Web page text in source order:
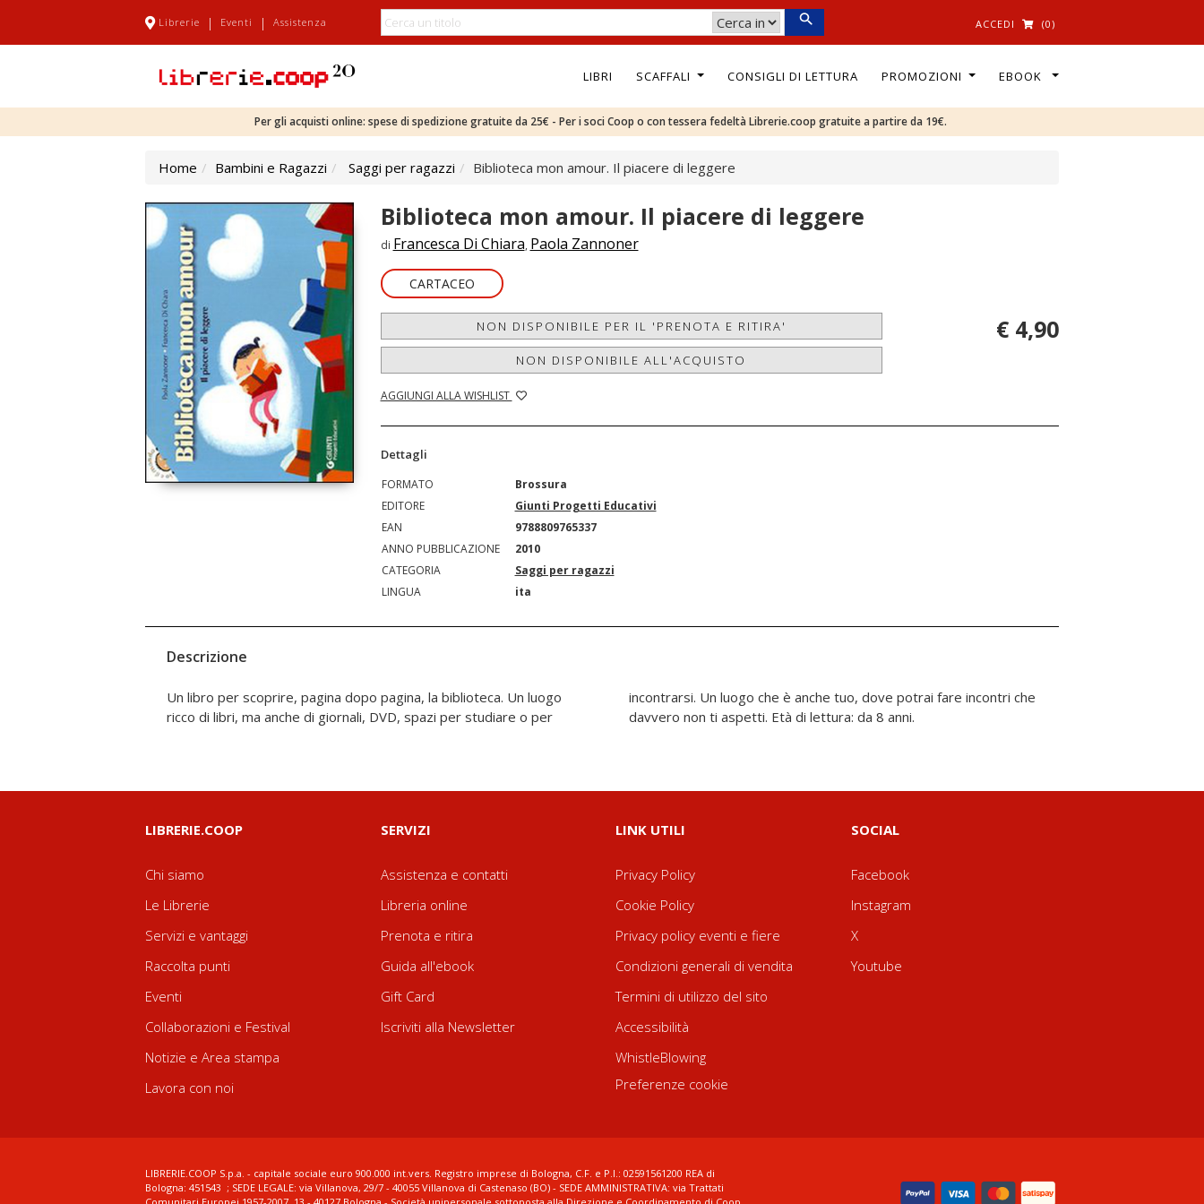
Librerie | Eventi | Assistenza ACCEDI (0)
LIBRI SCAFFALI CONSIGLI DI LETTURA PROMOZIONI EBOOK
Per gli acquisti online: spese di spedizione gratuite da 25€ - Per i soci Coop o con tessera fedeltà Librerie.coop gratuite a partire da 19€.
Home Bambini e Ragazzi Saggi per ragazzi Biblioteca mon amour. Il piacere di leggere
Biblioteca mon amour. Il piacere di leggere
di Francesca Di Chiara, Paola Zannoner
CARTACEO
NON DISPONIBILE PER IL 'PRENOTA E RITIRA'
NON DISPONIBILE ALL'ACQUISTO
AGGIUNGI ALLA WISHLIST
€ 4,90
Dettagli
FORMATO
Brossura
EDITORE
Giunti Progetti Educativi
EAN
9788809765337
ANNO PUBBLICAZIONE
2010
CATEGORIA
Saggi per ragazzi
LINGUA
ita
Descrizione
Un libro per scoprire, pagina dopo pagina, la biblioteca. Un luogo
ricco di libri, ma anche di giornali, DVD, spazi per studiare o per
incontrarsi. Un luogo che è anche tuo, dove potrai fare incontri che
davvero non ti aspetti. Età di lettura: da 8 anni.
LIBRERIE.COOP
Chi siamo
Le Librerie
Servizi e vantaggi
Raccolta punti
Eventi
Collaborazioni e Festival
Notizie e Area stampa
Lavora con noi
SERVIZI
Assistenza e contatti
Libreria online
Prenota e ritira
Guida all'ebook
Gift Card
Iscriviti alla Newsletter
LINK UTILI
Privacy Policy
Cookie Policy
Privacy policy eventi e fiere
Condizioni generali di vendita
Termini di utilizzo del sito
Accessibilità
WhistleBlowing
Preferenze cookie
SOCIAL
Facebook
Instagram
X
Youtube
LIBRERIE.COOP S.p.a. - capitale sociale euro 900.000 int.vers. Registro imprese di Bologna, C.F. e P.I.: 02591561200 REA di
Bologna: 451543 ; SEDE LEGALE: via Villanova, 29/7 - 40055 Villanova di Castenaso (BO) - SEDE AMMINISTRATIVA: via Trattati